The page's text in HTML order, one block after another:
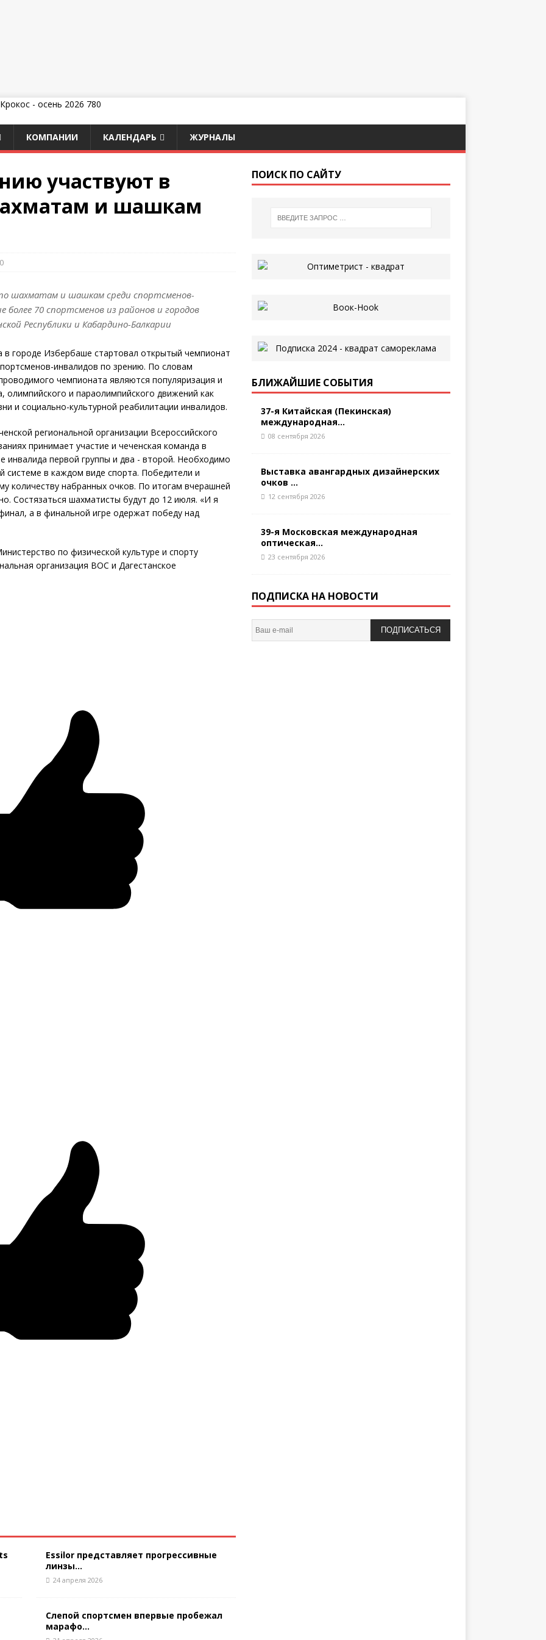
КОМПАНИИ КАЛЕНДАРЬ ЖУРНАЛЫ
участвуют в
и шашкам
0
шахматам и шашкам среди спортсменов-
70 спортсменов из районов и городов
Республики и Кабардино-Балкарии
городе Избербаше стартовал открытый чемпионат
инвалидов по зрению. По словам
чемпионата являются популяризация и
олимпийского и параолимпийского движений как
и социально-культурной реабилитации инвалидов.
региональной организации Всероссийского
принимает участие и чеченская команда в
инвалида первой группы и два - второй. Необходимо
системе в каждом виде спорта. Победители и
количеству набранных очков. По итогам вчерашней
Состязаться шахматисты будут до 12 июля. «И я
а в финальной игре одержат победу над
по физической культуре и спорту
организация ВОС и Дагестанское
Essilor представляет прогрессивные
линзы...
24 апреля 2026
Слепой спортсмен впервые пробежал
марафо...
ПОИСК ПО САЙТУ
БЛИЖАЙШИЕ СОБЫТИЯ
37-я Китайская (Пекинская)
международная...
08 сентября 2026
Выставка авангардных дизайнерских
очков ...
12 сентября 2026
39-я Московская международная
оптическая...
23 сентября 2026
ПОДПИСКА НА НОВОСТИ
ПОДПИСАТЬСЯ